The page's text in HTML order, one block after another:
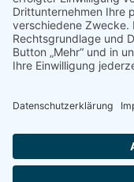
Amazon und verdient